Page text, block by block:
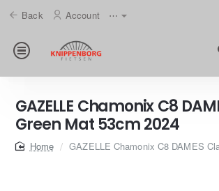
Back Account ⋯
GAZELLE Chamonix C8
Green Mat 53cm 2024
homeGAZELLE Chamonix C8 DAMES